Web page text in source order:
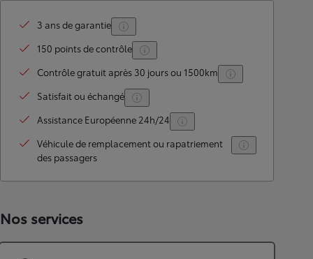
3 ans de garantie
150 points de contrôle
Contrôle gratuit après 30 jours ou 1500km
Satisfait ou échangé
Assistance Européenne 24h/24
Véhicule de remplacement ou rapatriement
des passagers
Nos services